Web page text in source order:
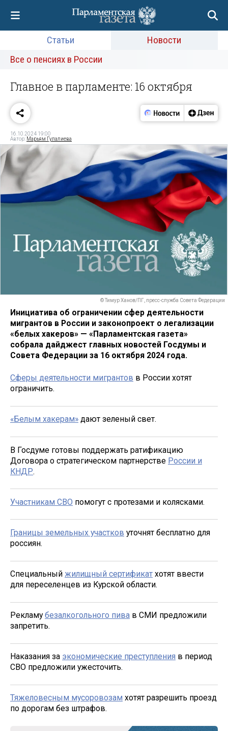
Статьи
Новости
Все о пенсиях в России
Главное в парламенте: 16 октября
16.10.2024 19:00
Автор: Марьям Гулалиева
© Тимур Ханов/ПГ, пресс-служба Совета Федерации
Инициатива об ограничении сфер деятельности
мигрантов в России и законопроект о легализации
«белых хакеров» — «Парламентская газета»
собрала дайджест главных новостей Госдумы и
Совета Федерации за 16 октября 2024 года.
Сферы деятельности мигрантов в России хотят
ограничить.
«Белым хакерам» дают зеленый свет.
В Госдуме готовы поддержать ратификацию
Договора о стратегическом партнерстве России и
КНДР.
Участникам СВО помогут с протезами и колясками.
Границы земельных участков уточнят бесплатно для
россиян.
Специальный жилищный сертификат хотят ввести
для переселенцев из Курской области.
Рекламубезалкогольного пива в СМИ предложили
запретить.
Наказания за экономические преступления в период
СВО предложили ужесточить.
Тяжеловесным мусоровозам хотят разрешить проезд
по дорогам без штрафов.